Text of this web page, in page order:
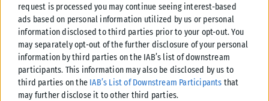
request is processed you may continue seeing interest-based
ads based on personal information utilized by us or personal
information disclosed to third parties prior to your opt-out. You
may separately opt-out of the further disclosure of your personal
information by third parties on the IAB’s list of downstream
participants. This information may also be disclosed by us to
third parties on the IAB’s List of Downstream Participants that
may further disclose it to other third parties.
Από σήμερα μόνο με νέου τύπου ταυτότητα ή διαβατήριο τα
ταξίδια στο εξωτερικό
Από σήμερα, 3 Αυγούστου, οι παλαιού τύπου «μπλε» αστυνομικές
ταυτότητες παύουν να ισχύουν ως ταξιδιωτικά έγγραφα για το
εξωτερικό, με...
ΑΝΑΡΤΉΘΗΚΕ ΑΠΌKARFITSANEWS 03/08/2026